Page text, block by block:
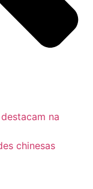
na
chinesas